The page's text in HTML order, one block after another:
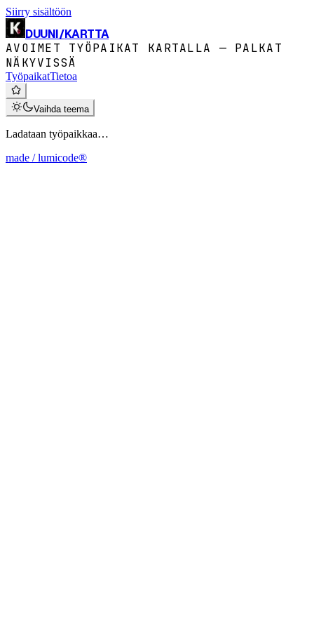
Siirry sisältöön
DUUNI/KARTTA
AVOIMET TYÖPAIKAT KARTALLA — PALKAT
NÄKYVISSÄ
TyöpaikatTietoa
Vaihda teema
Ladataan työpaikkaa…
made / lumicode®